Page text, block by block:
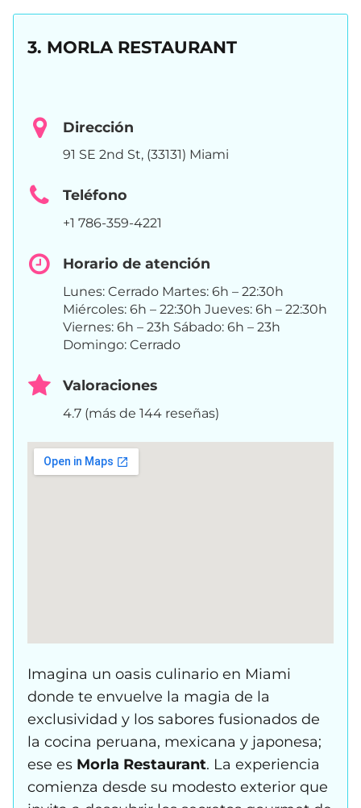
3. MORLA RESTAURANT
Dirección
91 SE 2nd St, (33131) Miami
Teléfono
+1 786-359-4221
Horario de atención
Lunes: Cerrado Martes: 6h – 22:30h
Miércoles: 6h – 22:30h Jueves: 6h – 22:30h
Viernes: 6h – 23h Sábado: 6h – 23h
Domingo: Cerrado
Valoraciones
4.7 (más de 144 reseñas)
Imagina un oasis culinario en Miami
donde te envuelve la magia de la
exclusividad y los sabores fusionados de
la cocina peruana, mexicana y japonesa;
ese es Morla Restaurant. La experiencia
comienza desde su modesto exterior que